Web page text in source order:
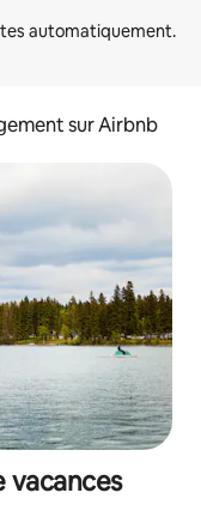
sur Airbnb
vacances